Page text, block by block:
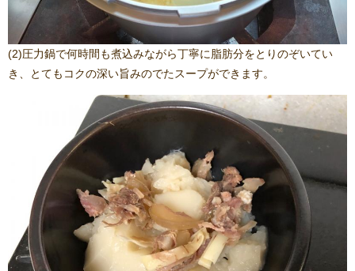
(2)圧力鍋で何時間も煮込みながら丁寧に脂肪分をとりのぞいてい
き、とてもコクの深い旨みのでたスープができます。